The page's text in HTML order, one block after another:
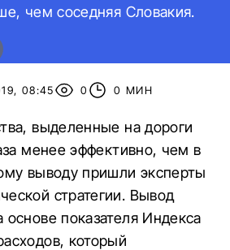
чем соседняя Словакия.
08:45 0 0 МИН
выделенные на дороги
менее эффективно, чем в
выводу пришли эксперты
стратегии. Вывод
основе показателя Индекса
который